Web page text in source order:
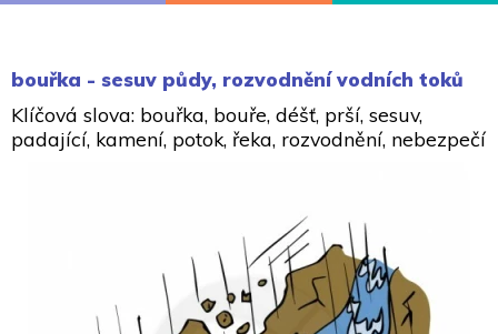
bouřka - sesuv půdy, rozvodnění vodních toků
Klíčová slova: bouřka, bouře, déšť, prší, sesuv,
padající, kamení, potok, řeka, rozvodnění, nebezpečí